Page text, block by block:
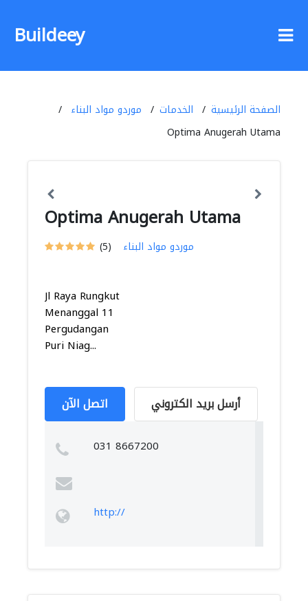
Buildeey
الصفحة الرئيسية الخدمات
موردو مواد البناء
Optima Anugerah Utama
Optima Anugerah Utama
(5) موردو مواد البناء
Jl Raya Rungkut
Menanggal 11
Pergudangan
Puri Niag...
اتصل الآن أرسل بريد الكتروني
031 8667200
http://